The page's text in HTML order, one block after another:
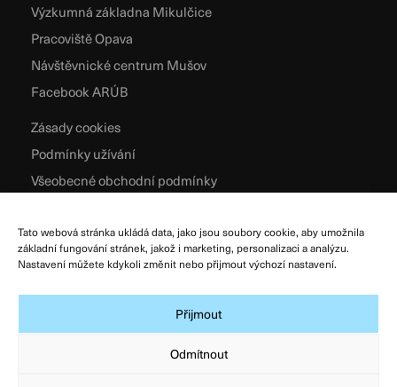
Tato webová stránka ukládá data, jako jsou soubory cookie, aby umožnila
základní fungování stránek, jakož i marketing, personalizaci a analýzu.
Nastavení můžete kdykoli změnit nebo přijmout výchozí nastavení.
Přijmout
Odmítnout
Výzkumná základna Mikulčice
Pracoviště Opava
Návštěvnické centrum Mušov
Facebook ARÚB
Zásady cookies
Podmínky užívání
Všeobecné obchodní podmínky